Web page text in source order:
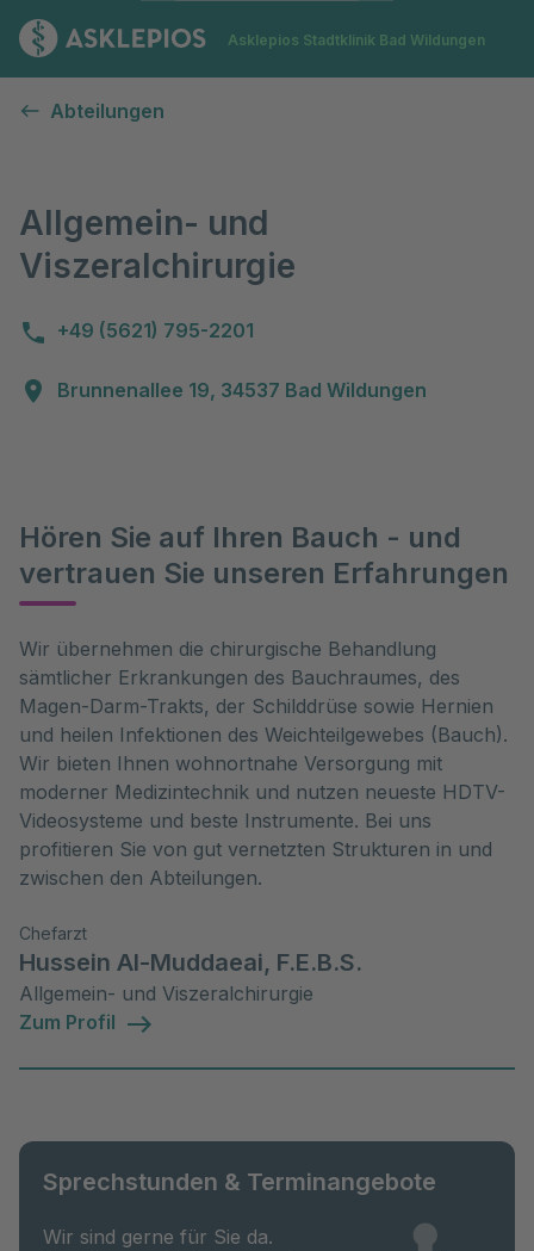
Zur Startseite
Asklepios Stadtklinik Bad Wildungen
Abteilungen
Allgemein- und
Viszeralchirurgie
+49 (5621) 795-2201
Brunnenallee 19, 34537 Bad Wildungen
Hören Sie auf Ihren Bauch - und
vertrauen Sie unseren Erfahrungen
Wir übernehmen die chirurgische Behandlung
sämtlicher Erkrankungen des Bauchraumes, des
Magen-Darm-Trakts, der Schilddrüse sowie Hernien
und heilen Infektionen des Weichteilgewebes (Bauch).
Wir bieten Ihnen wohnortnahe Versorgung mit
moderner Medizintechnik und nutzen neueste HDTV-
Videosysteme und beste Instrumente. Bei uns
profitieren Sie von gut vernetzten Strukturen in und
zwischen den Abteilungen.
Chefarzt
Hussein Al-Muddaeai, F.E.B.S.
Allgemein- und Viszeralchirurgie
Zum Profil
Sprechstunden & Terminangebote
Wir sind gerne für Sie da.